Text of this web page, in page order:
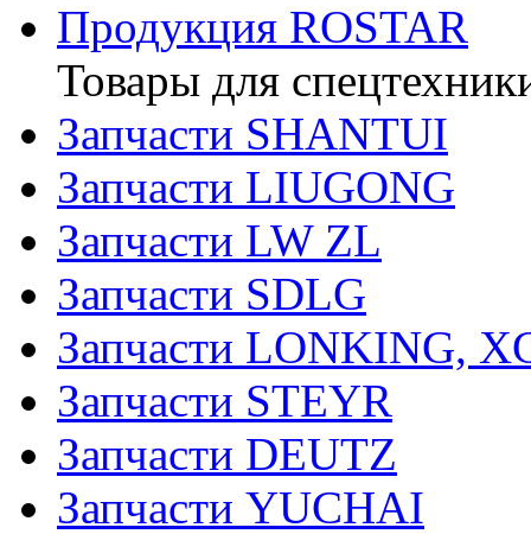
Продукция ROSTAR
Товары для
Запчасти SHANTUI
Запчасти LIUGONG
Запчасти LW ZL
Запчасти SDLG
Запчасти LONKING,
Запчасти STEYR
Запчасти DEUTZ
Запчасти YUCHAI